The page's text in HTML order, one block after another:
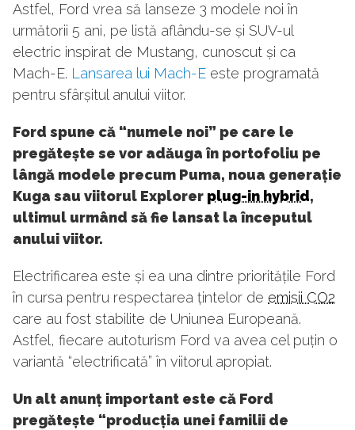
Astfel, Ford vrea să lanseze 3 modele noi în
următorii 5 ani, pe listă aflându-se și SUV-ul
electric inspirat de Mustang, cunoscut și ca
Mach-E. Lansarea lui Mach-E este programată
pentru sfârșitul anului viitor.
Ford spune că “numele noi” pe care le
pregătește se vor adăuga în portofoliu pe
lângă modele precum Puma, noua generație
Kuga sau viitorul Explorer plug-in hybrid,
ultimul urmând să fie lansat la începutul
anului viitor.
Electrificarea este și ea una dintre prioritățile Ford
în cursa pentru respectarea țintelor de emisii CO2
care au fost stabilite de Uniunea Europeană.
Astfel, fiecare autoturism Ford va avea cel puțin o
variantă “electrificată” în viitorul apropiat.
Un alt anunț important este că Ford
pregătește “producția unei familii de